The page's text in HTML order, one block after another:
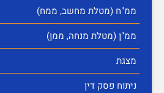
ממ"ח (מטלת מחשב, ממח)
ממ"ן (מטלת מנחה, ממן)
מצגת
ניתוח פסק דין